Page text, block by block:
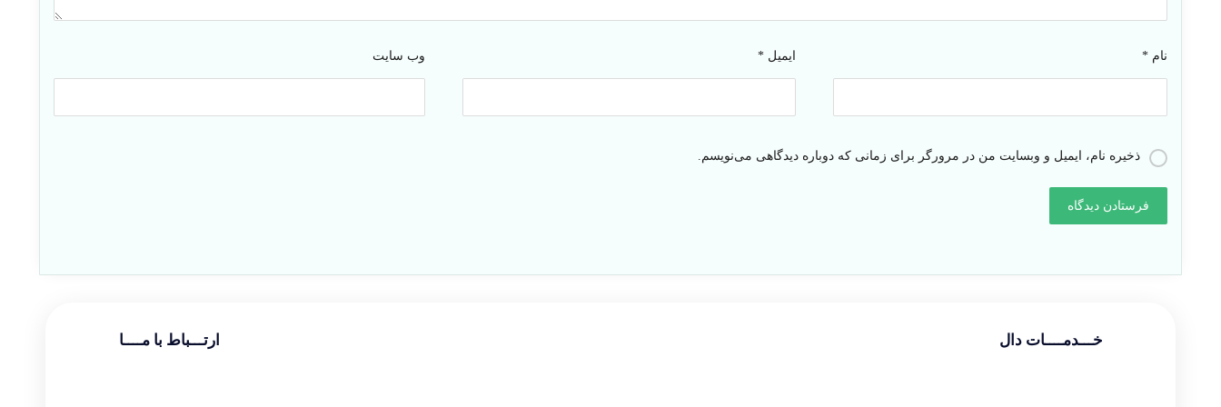
نام* ایمیل * وب‌ سایت
ذخیره نام، ایمیل و وبسایت من در مرورگر برای زمانی که دوباره دیدگاهی می‌نویسم.
خـــدمــــات دال ارتـــباط با مــــا